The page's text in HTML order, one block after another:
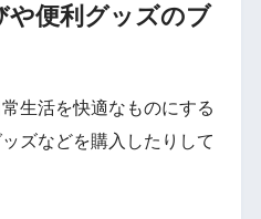
や便利グッズのブ
生活を快適なものにする
ズなどを購入したりして